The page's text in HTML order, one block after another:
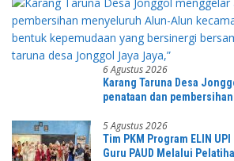
6 Agustus 2026
Karang Taruna Desa
penataan dan
kepemudaan yang
“,karang taruna desa
5 Agustus 2026
Tim PKM Program ELIN
Guru PAUD Melalui